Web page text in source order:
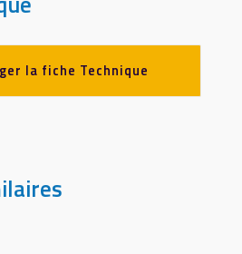
la fiche Technique